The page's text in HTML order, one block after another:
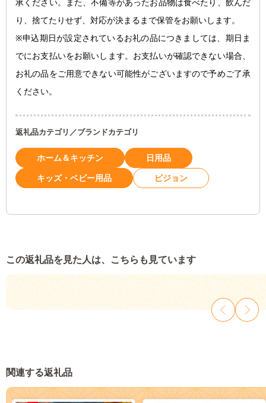
承ください。また、不備等があったお品物は食べたり、飲んだ
り、捨てたりせず、対応が決まるまで保管をお願いします。
※申込期日が設定されているお礼の品につきましては、期日ま
でにお支払いをお願いします。お支払いが確認できない場合、
お礼の品をご用意できない可能性がございますので予めご了承
ください。
返礼品カテゴリ／ブランドカテゴリ
ホーム＆キッチン 日用品
キッズ・ベビー用品 ピジョン
この返礼品を見た人は、こちらも見ています
関連する返礼品